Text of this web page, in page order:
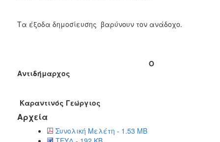
Τα έξοδα δημοσίευσης βαρύνουν τον ανάδοχο.
Ο
Αντιδήμαρχος
Καραντινός Γεώργιος
Αρχεία
Συνολική Μελέτη - 1.53 MB